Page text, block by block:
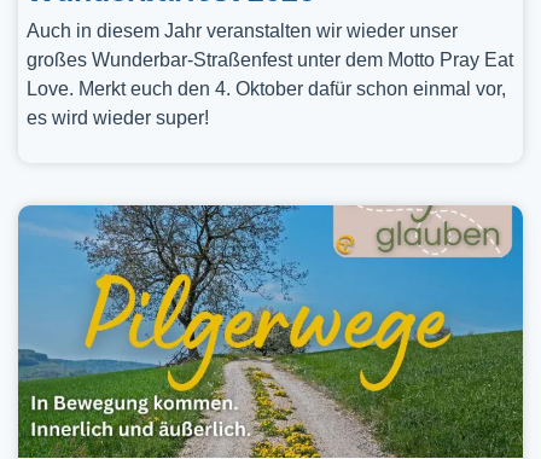
Auch in diesem Jahr veranstalten wir wieder unser
großes Wunderbar-Straßenfest unter dem Motto Pray Eat
Love. Merkt euch den 4. Oktober dafür schon einmal vor,
es wird wieder super!